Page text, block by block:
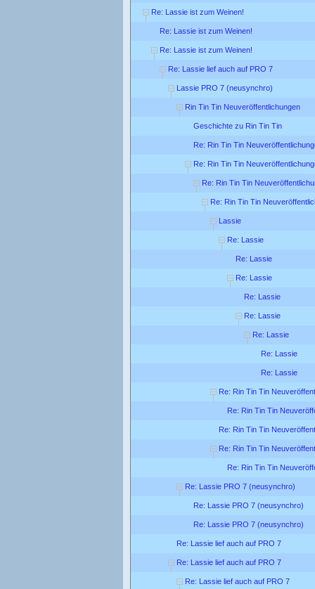
Re: Lassie ist zum Weinen!
Re: Lassie ist zum Weinen!
Re: Lassie ist zum Weinen!
Re: Lassie lief auch auf PRO 7
Lassie PRO 7 (neusynchro)
Rin Tin Tin Neuveröffentlichungen
Geschichte zu Rin Tin Tin
Re: Rin Tin Tin
Re: Rin Tin Tin
Re: Rin Tin Tin
Re: Rin Tin Tin
Lassie
Re: Lassie
Re: Lassie
Re: Lassie
Re: Lassie
Re: Lassie
Re: Lassie
Re: Lassie
Re: Lassie
Re: Rin Tin Tin
Re: Rin Tin Tin
Re: Rin Tin Tin
Re: Rin Tin Tin
Re: Rin Tin Tin
Re: Lassie PRO 7 (neusynchro)
Re: Lassie PRO 7 (neusynchro)
Re: Lassie PRO 7 (neusynchro)
Re: Lassie lief auch auf PRO 7
Re: Lassie lief auch auf PRO 7
Re: Lassie lief auch auf PRO 7